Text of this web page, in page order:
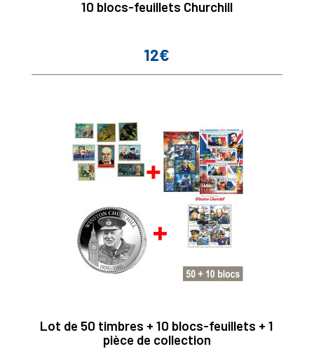
10 blocs-feuillets Churchill
Prix
12€
Lot de 50 timbres + 10 blocs-feuillets + 1
pièce de collection